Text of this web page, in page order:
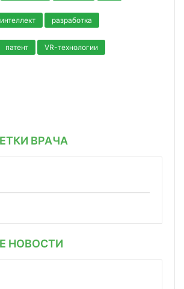
разработка
патент VR-технологии
ВРАЧА
НОВОСТИ